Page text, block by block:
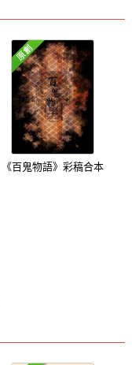
《百鬼物語》彩稿合本